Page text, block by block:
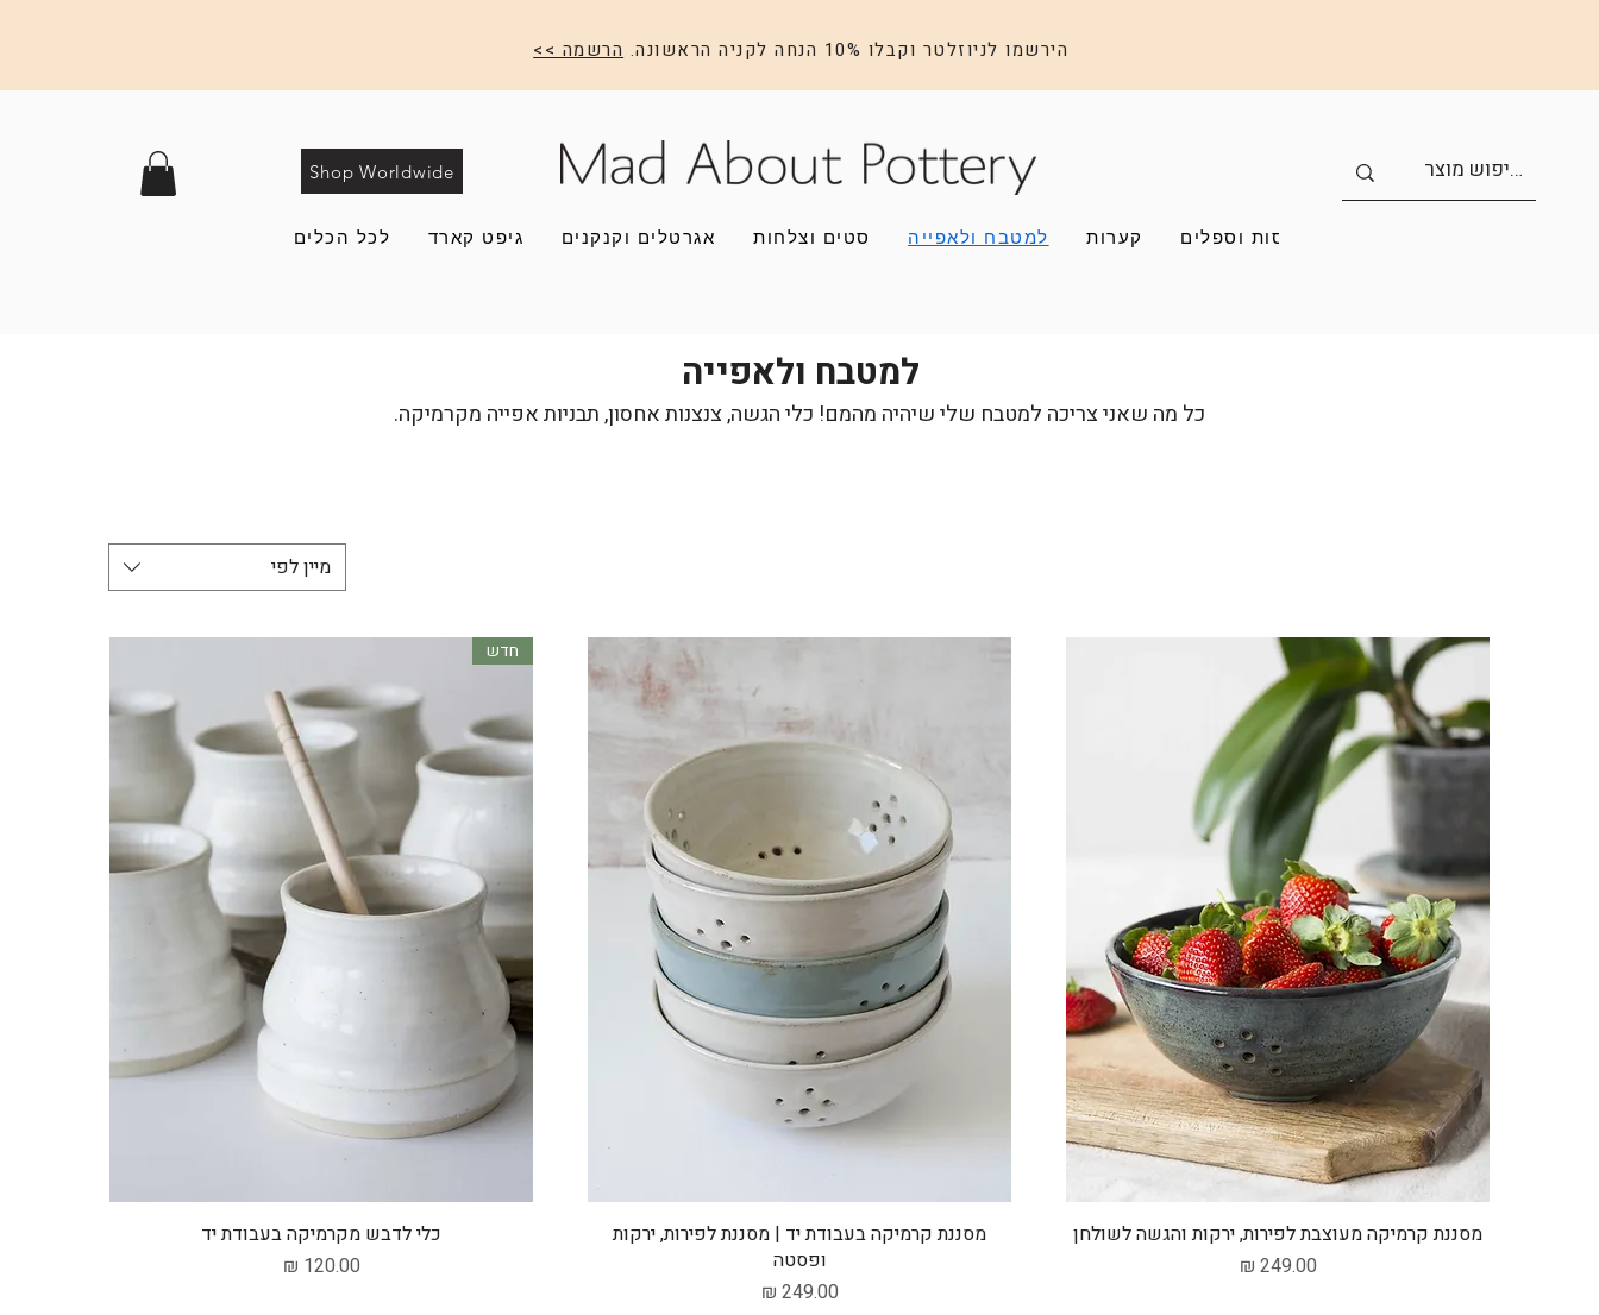
הירשמו לניוזלטר וקבלו 10% הנחה לקניה הראשונה. הרשמה >>
Shop Worldwide
כוסות וספלים קערות למטבח ולאפייה סטים וצלחות אגרטלים וקנקנים גיפט קארד לכל הכלים
למטבח ולאפייה
כל מה שאני צריכה למטבח שלי שיהיה מהמם! כלי הגשה, צנצנות אחסון, תבניות אפייה מקרמיקה.
מיין לפי
תצוגה מהירה
מסננת קרמיקה מעוצבת לפירות, ירקות והגשה לשולחן
מחיר
תצוגה מהירה
מסננת קרמיקה בעבודת יד | מסננת לפירות, ירקות
ופסטה
מחיר
תצוגה מהירה
חדש
כלי לדבש מקרמיקה בעבודת יד
מחיר